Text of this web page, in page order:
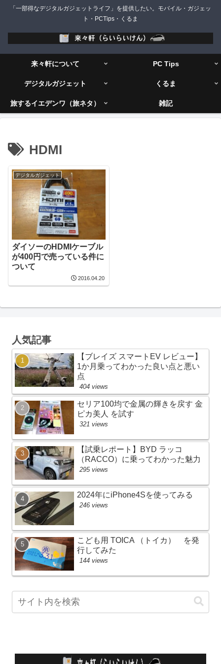
「一部得なデジタルガジェットライフ」を提供したい。モバイル・ガジェッ
ト・PCTips・くるま
来々軒について PC Tips
デジタルガジェット くるま
旅するイエデンワ（旅ネタ） 雑記
HDMI
デジタルガジェット
ダイソーのHDMIケーブル
が400円で売っている件に
ついて
2016.04.20
人気記事
【ブレイズ スマートEV レビュー】
1か月乗ってわかった良い点と悪い
点
404 views
セリア100均で金属の輝きを戻す 金
ピカ美人 を試す
321 views
【試乗レポート】BYD ラッコ
（RACCO）に乗ってわかった魅力
295 views
2024年にiPhone4Sを使ってみる
246 views
こども用 TOICA （トイカ） を発
行してみた
144 views